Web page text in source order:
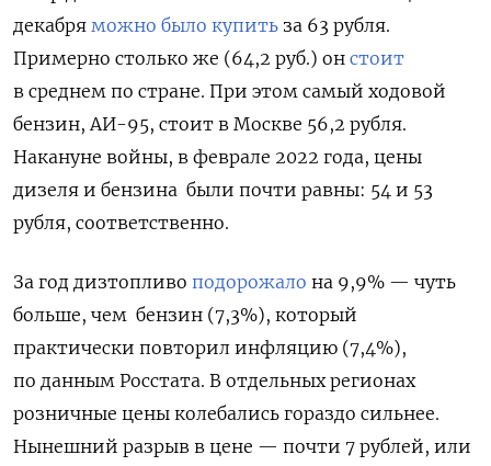
декабря можно было купить за 63 рубля.
Примерно столько же (64,2 руб.) он стоит
в среднем по стране. При этом самый ходовой
бензин, АИ-95, стоит в Москве 56,2 рубля.
Накануне войны, в феврале 2022 года, цены
дизеля и бензина были почти равны: 54 и 53
рубля, соответственно.
За год дизтопливо подорожало на 9,9% — чуть
больше, чем бензин (7,3%), который
практически повторил инфляцию (7,4%),
по данным Росстата. В отдельных регионах
розничные цены колебались гораздо сильнее.
Нынешний разрыв в цене — почти 7 рублей, или